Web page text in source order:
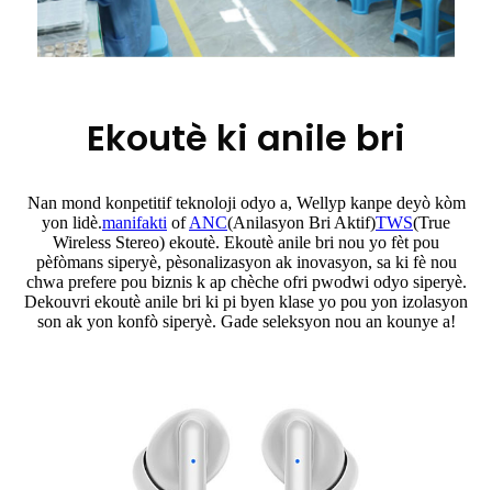
Ekoutè ki anile bri
Nan mond konpetitif teknoloji odyo a, Wellyp kanpe deyò kòm
yon lidè.manifakti ofANC(Anilasyon Bri Aktif)TWS(True
Wireless Stereo) ekoutè. Ekoutè anile bri nou yo fèt pou
pèfòmans siperyè, pèsonalizasyon ak inovasyon, sa ki fè nou
chwa prefere pou biznis k ap chèche ofri pwodwi odyo siperyè.
Dekouvri ekoutè anile bri ki pi byen klase yo pou yon izolasyon
son ak yon konfò siperyè. Gade seleksyon nou an kounye a!